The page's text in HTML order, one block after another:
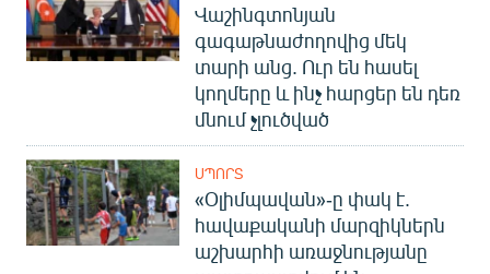
Վաշինգտոնյան
գագաթնաժողովից մեկ
տարի անց. Ուր են հասել
կողմերը և ինչ հարցեր են դեռ
մնում չլուծված
ՍՊՈՐՏ
«Օլիմպավան»-ը փակ է.
հավաքականի մարզիկներն
աշխարհի առաջնությանը